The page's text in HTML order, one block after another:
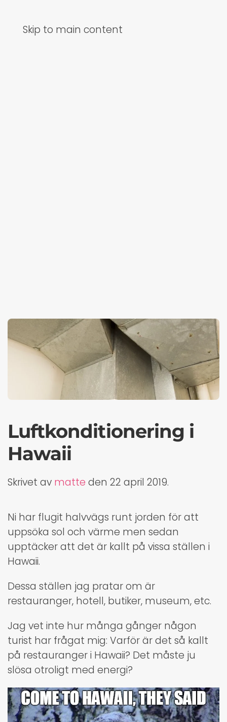
Skip to main content
Luftkonditionering i
Hawaii
Skrivet av matte den 22 april 2019.
Ni har flugit halvvägs runt jorden för att
uppsöka sol och värme men sedan
upptäcker att det är kallt på vissa ställen i
Hawaii.
Dessa ställen jag pratar om är
restauranger, hotell, butiker, museum, etc.
Jag vet inte hur många gånger någon
turist har frågat mig: Varför är det så kallt
på restauranger i Hawaii? Det måste ju
slösa otroligt med energi?